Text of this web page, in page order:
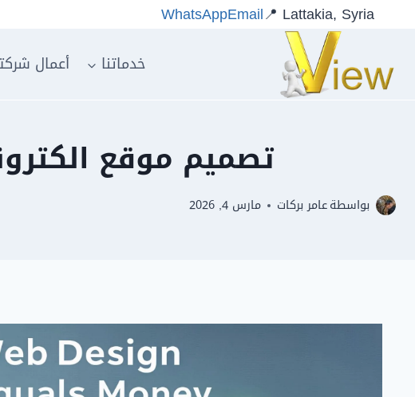
WhatsAppEmail📍 Lattakia, Syria
خدماتنا أعمال
تصميم موقع
بواسطةعامر بركات مارس 4, 2026